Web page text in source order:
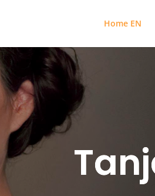
Home EN